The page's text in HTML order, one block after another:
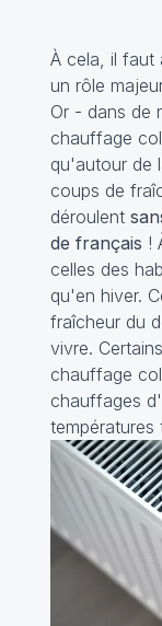
À cela, il faut
un rôle
Or - dans de
chauffage
qu'autour de
coups de
déroulent
de français !
celles des
qu'en hiver.
fraîcheur du
vivre.
chauffage
chauffages
températures